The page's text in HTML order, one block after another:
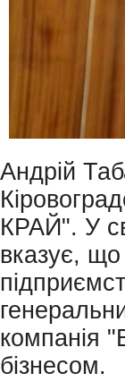
Андрій
КРАЙ". У
вказує,
компанія
бізнесом.